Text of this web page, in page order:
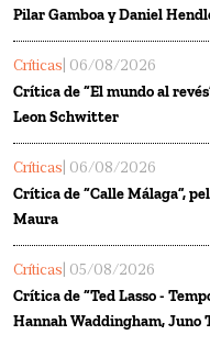
Pilar Gamboa y Daniel
Críticas | 06/08/2026
Crítica de “El mundo al
Leon Schwitter
Críticas | 06/08/2026
Crítica de “Calle Málaga”,
Maura
Críticas | 05/08/2026
Crítica de “Ted Lasso -
Hannah Waddingham,